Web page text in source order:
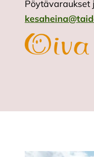
Pöytävaraukset